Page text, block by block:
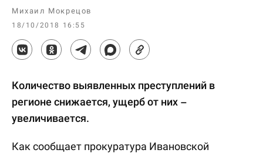
Михаил Мокрецов
18/10/2018 16:55
Количество выявленных преступлений в
регионе снижается, ущерб от них –
увеличивается.
Как сообщает прокуратура Ивановской